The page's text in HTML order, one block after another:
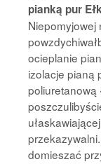
pianką pur
ocieplanie
izolacje pianą
poliuretanową
domieszać